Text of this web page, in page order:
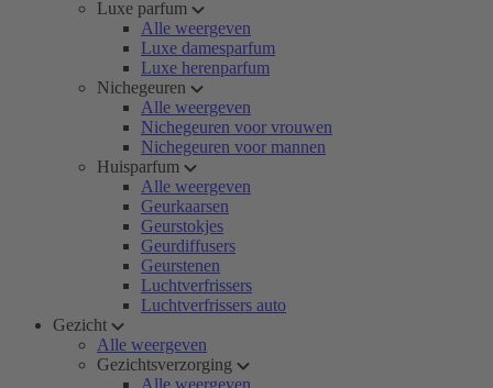
Luxe parfum
Alle weergeven
Luxe damesparfum
Luxe herenparfum
Nichegeuren
Alle weergeven
Nichegeuren voor vrouwen
Nichegeuren voor mannen
Huisparfum
Alle weergeven
Geurkaarsen
Geurstokjes
Geurdiffusers
Geurstenen
Luchtverfrissers
Luchtverfrissers auto
Gezicht
Alle weergeven
Gezichtsverzorging
Alle weergeven